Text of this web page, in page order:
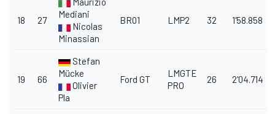
18 27
Mediani
Nicolas
Minassian
BR01 LMP2 32 1'58.858
19 66
Stefan
Mücke
Olivier
Pla
Ford GT
LMGTE
PRO
26 2'04.714